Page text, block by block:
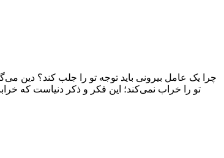
چرا یک عامل بیرونی باید توجه تو را جلب کند؟
تو را خراب نمی‌کند؛ این فکر و ذکر دنیاست که